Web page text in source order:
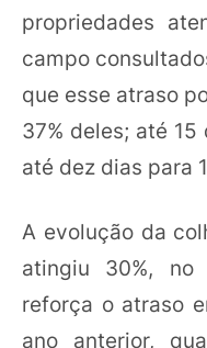
propriedades
campo
que esse atraso
37% deles; até
até dez dias para
A evolução da
atingiu 30%,
reforça o atraso
ano anterior,